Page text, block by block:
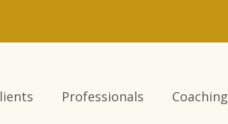
Professionals Coaching